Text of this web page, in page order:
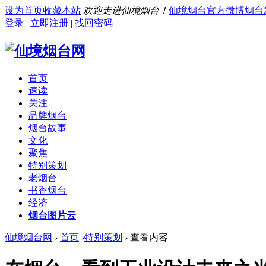
设为首页收藏本站 欢迎走进仙境烟台！ 仙境烟台官方微博烟台
登录 | 立即注册 | 找回密码
首页
速读
关注
品牌烟台
烟台故事
文化
聚焦
特别策划
老烟台
书香烟台
经济
烟台图片云
仙境烟台网 › 首页 ›特别策划 › 查看内容